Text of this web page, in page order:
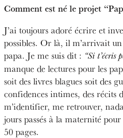
Comment est né le projet
J’ai toujours adoré écrire et
possibles. Or là, il m’arrivait
papa. Je me suis dit : “Si t’écris
manque de lectures pour les
soit des livres blagues soit des
confidences intimes, des récits
m’identifier, me retrouver,
jours passés à la maternité
50 pages.